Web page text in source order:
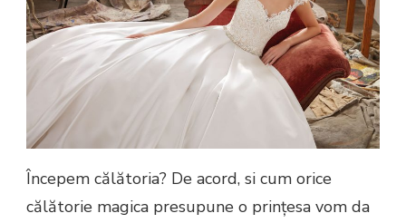
Începem călătoria? De acord, si cum orice
călătorie magica presupune o prințesa vom da